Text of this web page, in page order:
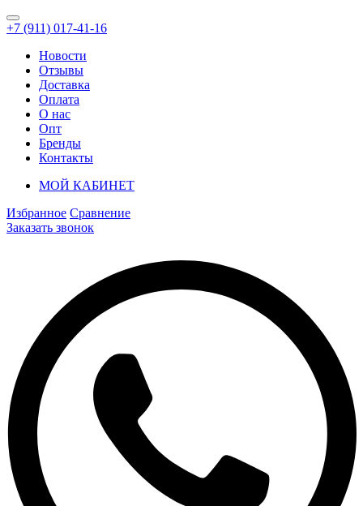
+7 (911) 017-41-16
Новости
Отзывы
Доставка
Оплата
О нас
Опт
Бренды
Контакты
МОЙ КАБИНЕТ
Избранное Сравнение
Заказать звонок